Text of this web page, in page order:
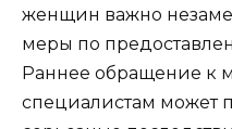
женщин важно
меры по
Раннее обращение к
специалистам может